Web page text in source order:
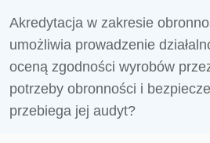
Akredytacja w zakresie
umożliwia prowadzenie
oceną zgodności wyrobów
potrzeby obronności i
przebiega jej audyt?